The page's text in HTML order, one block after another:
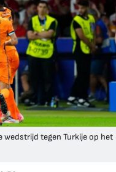
wedstrijd tegen Turkije op het